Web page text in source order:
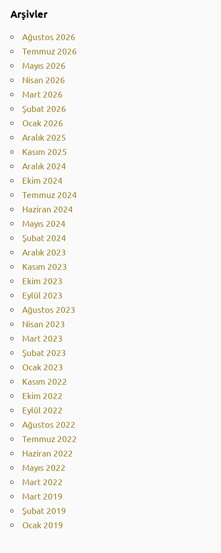
Arşivler
Ağustos 2026
Temmuz 2026
Mayıs 2026
Nisan 2026
Mart 2026
Şubat 2026
Ocak 2026
Aralık 2025
Kasım 2025
Aralık 2024
Ekim 2024
Temmuz 2024
Haziran 2024
Mayıs 2024
Şubat 2024
Aralık 2023
Kasım 2023
Ekim 2023
Eylül 2023
Ağustos 2023
Nisan 2023
Mart 2023
Şubat 2023
Ocak 2023
Kasım 2022
Ekim 2022
Eylül 2022
Ağustos 2022
Temmuz 2022
Haziran 2022
Mayıs 2022
Mart 2022
Mart 2019
Şubat 2019
Ocak 2019